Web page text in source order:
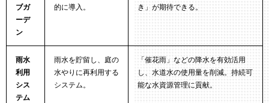
ブガ
ーデ
ン
的に導入。
き」が期待できる。
雨水
利用
シス
テム
雨水を貯留し、庭の
水やりに再利用する
システム。
「催花雨」などの降水を有効活用
し、水道水の使用量を削減。持続可
能な水資源管理に貢献。